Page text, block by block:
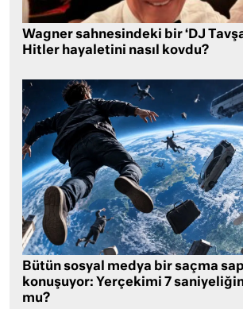
Wagner sahnesindeki bir ‘DJ
Hitler hayaletini nasıl kovdu?
Bütün sosyal medya bir saçma
konuşuyor: Yerçekimi 7
mu?